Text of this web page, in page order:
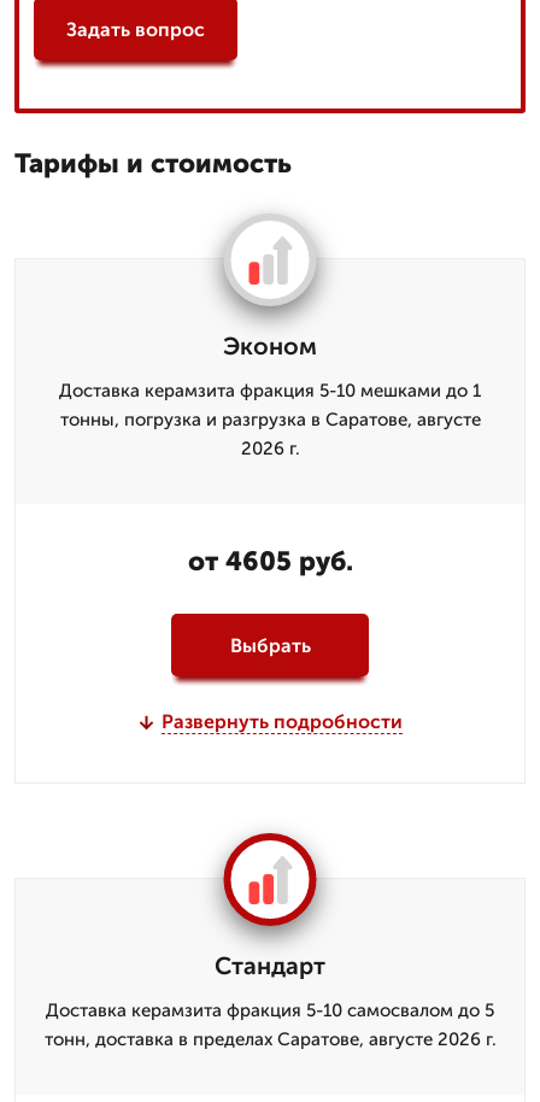
Задать вопрос
Тарифы и стоимость
Эконом
Доставка керамзита фракция 5-10 мешками до 1
тонны, погрузка и разгрузка в Саратове, августе
2026 г.
от 4605 руб.
Выбрать
Развернуть подробности
Стандарт
Доставка керамзита фракция 5-10 самосвалом до 5
тонн, доставка в пределах Саратове, августе 2026 г.